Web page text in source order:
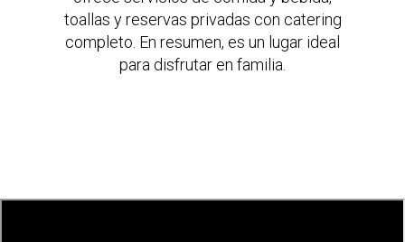
toallas y reservas privadas con catering
completo. En resumen, es un lugar ideal
para disfrutar en familia.